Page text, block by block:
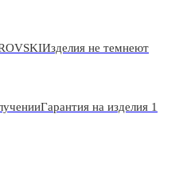
Изделия не темнеют
Гарантия на изделия 1